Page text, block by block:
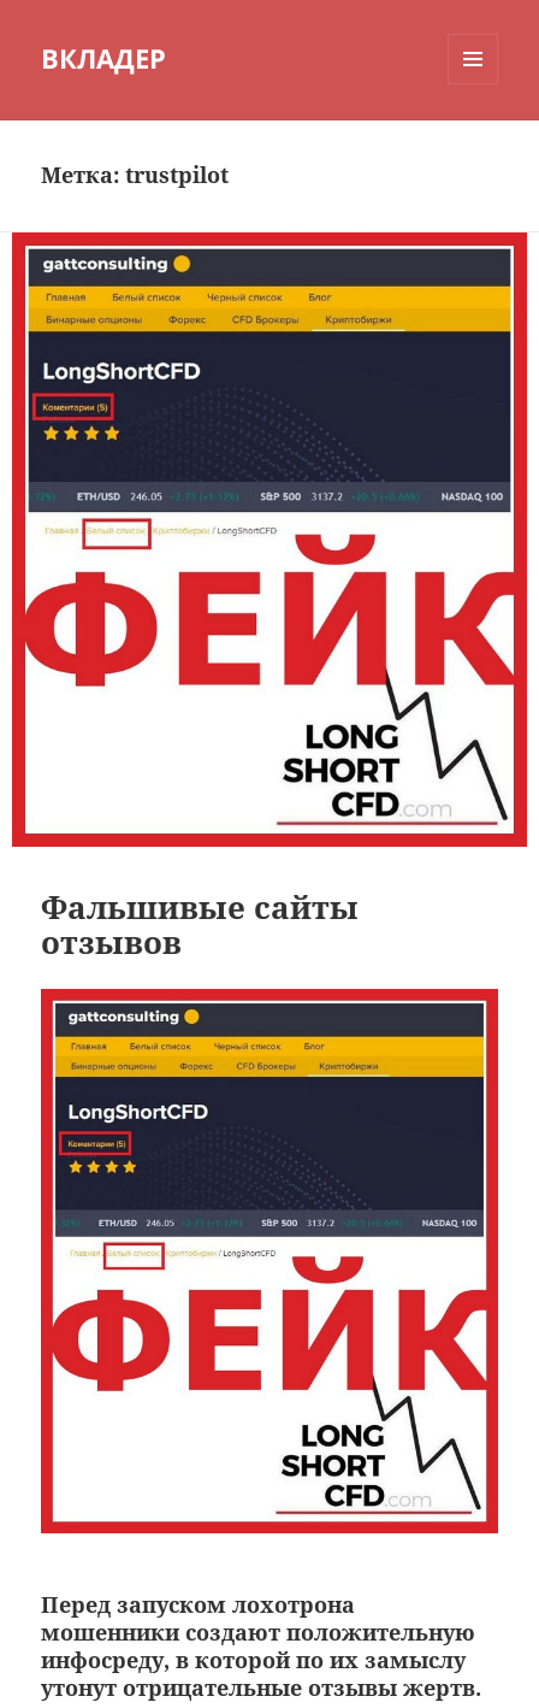
ВКЛАДЕР
Метка:trustpilot
Фальшивые сайты
отзывов
Перед запуском лохотрона
мошенники создают положительную
инфосреду, в которой по их замыслу
утонут отрицательные отзывы жертв.